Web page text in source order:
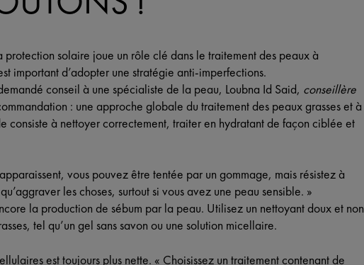
protection solaire joue un rôle clé dans le traitement des peaux à
important d’adopter une stratégie anti-imperfections.
conseil à une spécialiste de la peau, Loubna Id Said, conseillère
: une approche globale du traitement des peaux grasses et à
consiste à nettoyer correctement, traiter en hydratant de façon ciblée et
vous pouvez être tentée par un gommage, mais résistez à
les choses, surtout si vous avez une peau sensible. »
la production de sébum par la peau. Utilisez un nettoyant doux et non
tel qu’un gel sans savon ou une solution micellaire.
est toujours plus nette. « Choisissez un traitement contenant de